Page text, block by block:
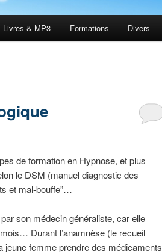
Livres & MP3 Formations Divers
de formation en Hypnose, et plus
le DSM (manuel diagnostic des
et mal-bouffe”…
son médecin généraliste, car elle
Durant l’anamnèse (le recueil
jeune femme prendre des médicaments